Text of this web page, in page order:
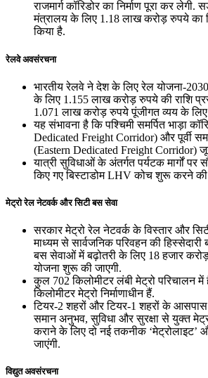
राजमार्ग कॉरिडोर का निर्माण पूरा कर लेगी.
मंत्रालय के लिए 1.18 लाख करोड़ रुपये का
किया है.
रेलवे अवसंरचना
भारतीय रेलवे ने देश के लिए रेल योजना-
के लिए 1.155 लाख करोड़ रुपये की राशि
1.071 लाख करोड़ रुपये पूंजीगत व्‍यय के
यह संभावना है कि पश्चिमी समर्पित भाड़ा
Dedicated Freight Corridor) और पूर्वी
(Eastern Dedicated Freight Corridor)
यात्री सुविधाओं के अंतर्गत पर्यटक मार्गों पर
किए गए बिस्‍टाडोम LHV कोच शुरू करने की
मेट्रो रेल नेटवर्क और सिटी बस सेवा
सरकार मेट्रो रेल नेटवर्क के विस्‍तार और
माध्‍यम से सार्वजनिक परिवहन की
बस सेवाओं में बढ़ोतरी के लिए 18 हजार
योजना शुरू की जाएगी.
कुल 702 किलोमीटर लंबी मेट्रो परिचालन
किलोमीटर मेट्रो निर्माणाधीन हैं.
टियर-2 शहरों और टियर-1 शहरों के
समान अनुभव, सुविधा और सुरक्षा से युक्त
कराने के लिए दो नई तकनीक ‘मेट्रोलाइट’
जाएंगी.
विद्युत अवसंरचना